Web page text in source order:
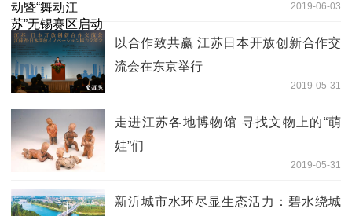
2019-06-03
以合作致共赢 江苏日本开放创新合作交
流会在东京举行
2019-05-31
走进江苏各地博物馆 寻找文物上的“萌
娃”们
2019-05-31
新沂城市水环尽显生态活力：碧水绕城